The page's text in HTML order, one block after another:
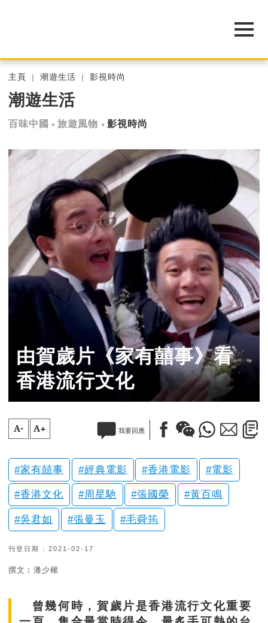
主頁 潮遊生活 影視時尚
潮遊生活
百味中國 旅遊風物 影視時尚
由賀歲片《家有囍事》看
香港流行文化
A- A+ 我要回應
家有囍事 經典電影 香港電影 電影
香港文化 周星馳 張國榮 黃百鳴
吳君如 張曼玉 毛舜筠
刊登日期 : 2021-02-17
撰文︰潘少權
曾幾何時，賀歲片是香港流行文化重要